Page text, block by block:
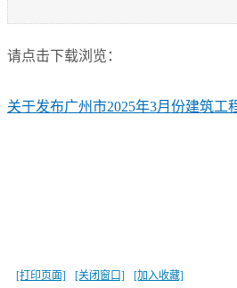
请点击下载浏览：
关于发布广州市2025年3月份建筑
[打印页面] [关闭窗口] [加入收藏]